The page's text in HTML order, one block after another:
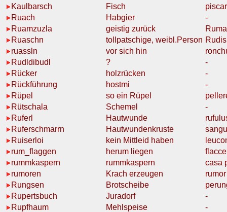
Kaulbarsch
Fisch
Ruach
Habgier
-
Ruamzuzla
geistig zurück
Ruma
Ruaschn
tollpatschige, weibl.Person Rudis
ruassln
vor sich hin
Rudldibudl
?
-
Rücker
holzrücken
-
Rückführung
hostmi
-
Rüpel
so ein Rüpel
Rütschala
Schemel
-
Ruferl
Hautwunde
Ruferschmarrn
Hautwundenkruste
Ruiserloi
kein Mittleid haben
rum_flaggen
herum liegen
rummkaspern
rummkaspern
casa
rumoren
Krach erzeugen
rumor
Rungsen
Brotscheibe
Rupertsbuch
Juradorf
-
Rupfhaum
Mehlspeise
-